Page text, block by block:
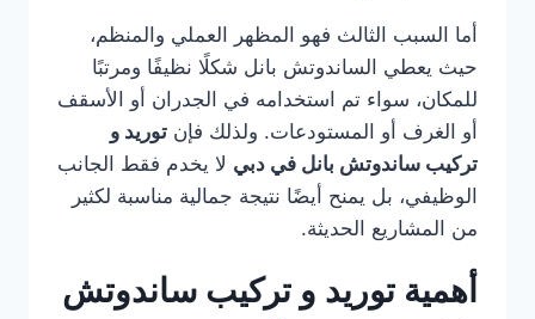
أما السبب الثالث فهو المظهر العملي والمنظم،
حيث يعطي الساندوتش بانل شكلًا نظيفًا ومرتبًا
للمكان، سواء تم استخدامه في الجدران أو الأسقف
أو الغرف أو المستودعات. ولذلك فإن توريد و
تركيب ساندوتش بانل في دبي لا يخدم فقط الجانب
الوظيفي، بل يمنح أيضًا نتيجة جمالية مناسبة لكثير
من المشاريع الحديثة.
أهمية توريد و تركيب ساندوتش